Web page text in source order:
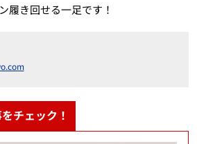
履き回せる一足です！
チェック！